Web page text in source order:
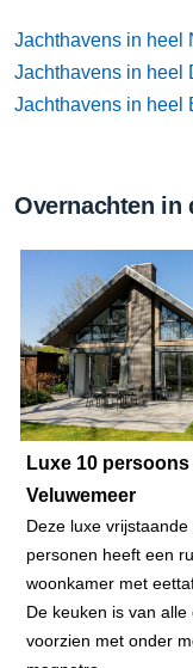
Jachthavens in heel
Jachthavens in heel
Jachthavens in heel
Overnachten in
Luxe 10
Veluwemeer
Deze luxe
personen heeft een
woonkamer met
De keuken is van alle
voorzien met onder